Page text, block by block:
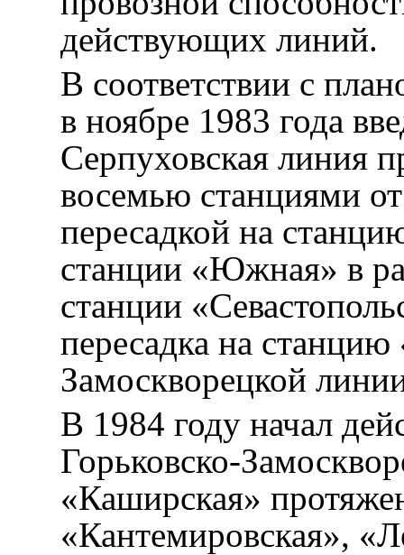
действующих линий.
В соответствии с
в ноябре 1983 года
Серпуховская линия
восемью станциями
пересадкой на
станции «Южная» в
станции
пересадка на станцию
Замоскворецкой
В 1984 году начал
Горьковско-
«Каширская»
«Кантемировская»,